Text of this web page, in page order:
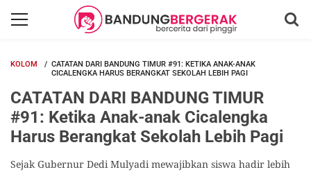
KOLOM
CATATAN DARI BANDUNG TIMUR #91: KETIKA ANAK-ANAK
CICALENGKA HARUS BERANGKAT SEKOLAH LEBIH PAGI
CATATAN DARI BANDUNG TIMUR
#91: Ketika Anak-anak Cicalengka
Harus Berangkat Sekolah Lebih Pagi
Sejak Gubernur Dedi Mulyadi mewajibkan siswa hadir lebih